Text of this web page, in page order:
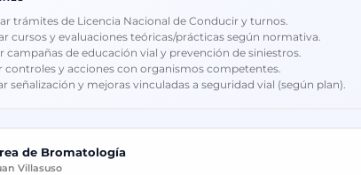
trámites de Licencia Nacional de Conducir y turnos.
cursos y evaluaciones teóricas/prácticas según normativa.
campañas de educación vial y prevención de siniestros.
controles y acciones con organismos competentes.
señalización y mejoras vinculadas a seguridad vial (según plan).
de Bromatología
Villasuso